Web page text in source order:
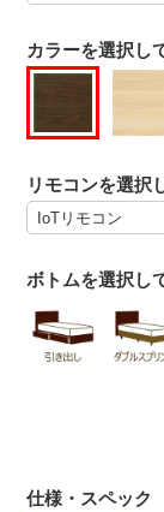
カラーを選択し
リモコンを選択
ボトムを選択し
仕様・スペック